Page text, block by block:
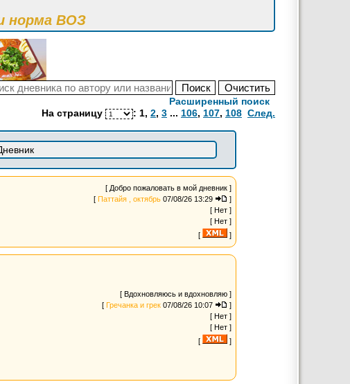
норма ВОЗ
Расширенный поиск
На страницу
: 1, 2, 3 ... 106, 107, 108 След.
[ Добро пожаловать в мой дневник ]
[ Паттайя , октябрь07/08/26 13:29
]
[ Нет ]
[ Нет ]
[ ]
[ Вдохновляюсь и вдохновляю ]
[ Гречанка и грек07/08/26 10:07
]
[ Нет ]
[ Нет ]
[ ]